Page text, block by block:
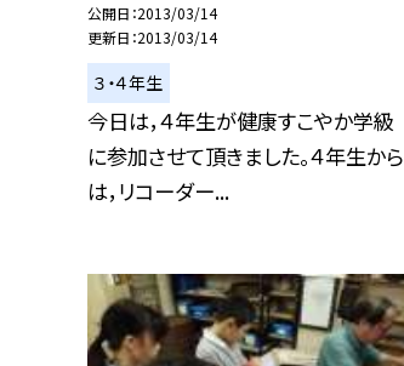
公開日 2013/03/14
更新日 2013/03/14
３・４年生
今日は，４年生が健康すこやか学級
に参加させて頂きました。４年生から
は，リコーダー...